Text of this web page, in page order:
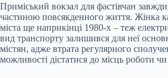
Приміський вокзал для фастівчан
частиною повсякденного життя. Жінка
міста ще наприкінці 1980-х – теж
вид транспорту залишився для неї
містян, адже втрата регулярного
можливості дістатися до місць роботи